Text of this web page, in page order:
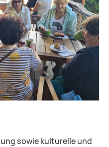
sowie kulturelle und